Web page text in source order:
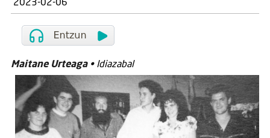
2023-02-06
Maitane Urteaga• Idiazabal